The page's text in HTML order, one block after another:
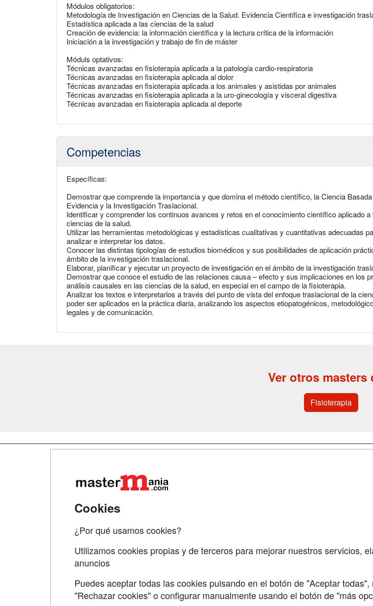
Módulos obligatorios:
Metodología de Investigación en Ciencias de la Salud. Evidencia Científica e investigación
Estadística aplicada a las ciencias de la salud
Creación de evidencia: la información científica y la lectura crítica de la información
Iniciación a la investigación y trabajo de fin de máster
Móduls optativos:
Técnicas avanzadas en fisioterapia aplicada a la patología cardio-respiratoria
Técnicas avanzadas en fisioterapia aplicada al dolor
Técnicas avanzadas en fisioterapia aplicada a los animales y asistidas por animales
Técnicas avanzadas en fisioterapia aplicada a la uro-ginecología y visceral digestiva
Técnicas avanzadas en fisioterapia aplicada al deporte
Competencias
Específicas:
Demostrar que comprende la importancia y que domina el método científico, la Ciencia
Evidencia y la Investigación Traslacional.
Identificar y comprender los continuos avances y retos en el conocimiento científico aplicado a
ciencias de la salud.
Utilizar las herramientas metodológicas y estadísticas cualitativas y cuantitativas adecuadas
analizar e interpretar los datos.
Conocer las distintas tipologías de estudios biomédicos y sus posibilidades de aplicación
ámbito de la investigación traslacional.
Elaborar, planificar y ejecutar un proyecto de investigación en el ámbito de la investigación
Demostrar que conoce el estudio de las relaciones causa – efecto y sus implicaciones en los
análisis causales en las ciencias de la salud, en especial en el campo de la fisioterapia.
Analizar los textos e interpretarlos a través del punto de vista del enfoque traslacional de la
poder ser aplicados en la práctica diaria, analizando los aspectos etiopatogénicos,
legales y de comunicación.
Ver otros masters
Fisioterapia
Grupo formazion:
Cookies
¿Por qué usamos cookies?
Utilizamos cookies propias y de terceros para mejorar nuestros servicios,
anuncios
Puedes aceptar todas las cookies pulsando en el botón de "Aceptar
"Rechazar cookies" o configurar manualmente usando el botón de "más